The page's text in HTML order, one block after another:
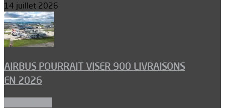
14 juillet 2026
AIRBUS POURRAIT VISER 900 LIVRAISONS
EN 2026